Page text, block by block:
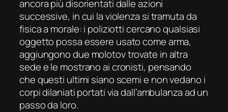
ancora più disorientati dalle azioni
successive, in cui la violenza si tramuta da
fisica a morale: i poliziotti cercano qualsiasi
oggetto possa essere usato come arma,
aggiungono due molotov trovate in altra
sede e le mostrano ai cronisti, pensando
che questi ultimi siano scemi e non vedano i
corpi dilaniati portati via dall’ambulanza ad un
passo da loro.